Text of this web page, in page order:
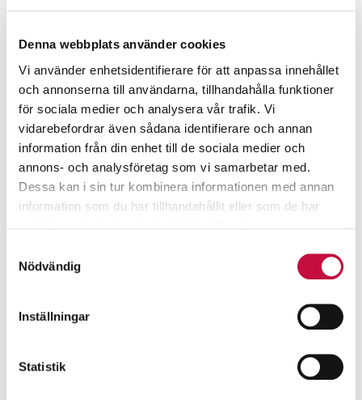
Denna webbplats använder cookies
Vi använder enhetsidentifierare för att anpassa innehållet
och annonserna till användarna, tillhandahålla funktioner
för sociala medier och analysera vår trafik. Vi
vidarebefordrar även sådana identifierare och annan
information från din enhet till de sociala medier och
annons- och analysföretag som vi samarbetar med.
Dessa kan i sin tur kombinera informationen med annan
information som du har tillhandahållit eller som de har
Nödvändig
Inställningar
Statistik